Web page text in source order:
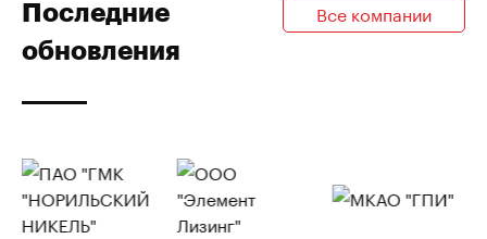
Последние
обновления
Все компании